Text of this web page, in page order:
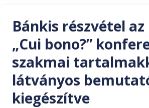
Bánkis részvétel az
„Cui bono?”
szakmai
látványos
kiegészítve